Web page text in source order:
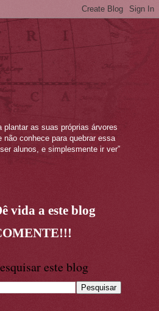
as suas próprias árvores
conhece para quebrar essa
alunos, e simplesmente ir ver”
vida a este blog
este blog